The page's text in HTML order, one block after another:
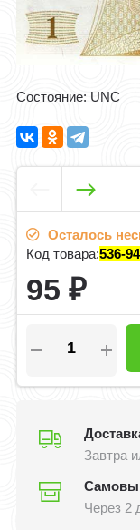
Состояние: UNC
Осталось
Код товара:536-
95₽
Завтра
Через 2